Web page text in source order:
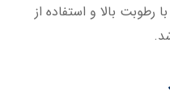
رطوبت بالا و استفاده از